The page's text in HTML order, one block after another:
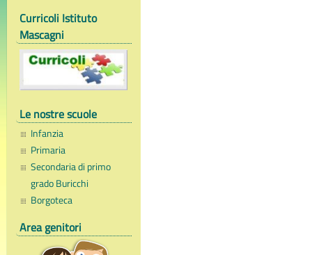
Curricoli Istituto
Mascagni
Le nostre scuole
Infanzia
Primaria
Secondaria di primo
grado Buricchi
Borgoteca
Area genitori